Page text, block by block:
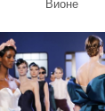
Вионе